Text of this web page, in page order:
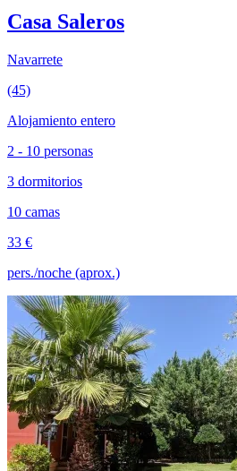
Casa Saleros
Navarrete
(45)
Alojamiento entero
2 - 10 personas
3 dormitorios
10 camas
33 €
pers./noche (aprox.)